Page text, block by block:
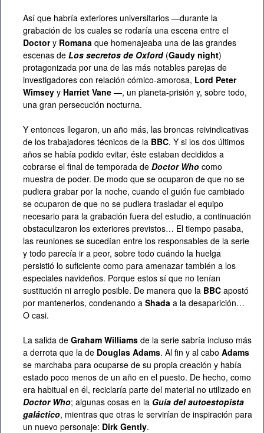
Así que habría exteriores universitarios —durante la
grabación de los cuales se rodaría una escena entre el
Doctory Romana que homenajeaba una de las grandes
escenas de Los secretos de Oxford(Gaudy night)
protagonizada por una de las más notables parejas de
investigadores con relación cómico-amorosa, Lord Peter
Wimsey y Harriet Vane —, un planeta-prisión y, sobre todo,
una gran persecución nocturna.
Y entonces llegaron, un año más, las broncas reivindicativas
de los trabajadores técnicos de la BBC. Y si los dos últimos
años se había podido evitar, éste estaban decididos a
cobrarse el final de temporada de Doctor Who como
muestra de poder. De modo que se ocuparon de que no se
pudiera grabar por la noche, cuando el guión fue cambiado
se ocuparon de que no se pudiera trasladar el equipo
necesario para la grabación fuera del estudio, a continuación
obstaculizaron los exteriores previstos… El tiempo pasaba,
las reuniones se sucedían entre los responsables de la serie
y todo parecía ir a peor, sobre todo cuándo la huelga
persistió lo suficiente como para amenazar también a los
especiales navideños. Porque estos sí que no tenían
sustitución ni arreglo posible. De manera que la BBC apostó
por mantenerlos, condenando a Shada a la desaparición…
O casi.
La salida de Graham Williams de la serie sabría incluso más
a derrota que la de Douglas Adams. Al fin y al cabo Adams
se marchaba para ocuparse de su propia creación y había
estado poco menos de un año en el puesto. De hecho, como
era habitual en él, reciclaría parte del material no utilizado en
Doctor Who; algunas cosas en la Guía del autoestopista
galáctico, mientras que otras le servirían de inspiración para
un nuevo personaje: Dirk Gently.